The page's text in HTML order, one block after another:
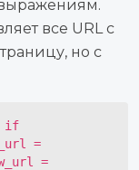
все URL с
но с
if
=
=